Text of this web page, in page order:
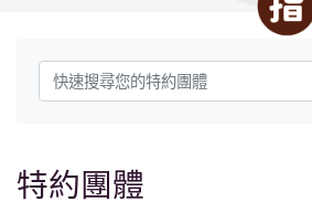
特約團體